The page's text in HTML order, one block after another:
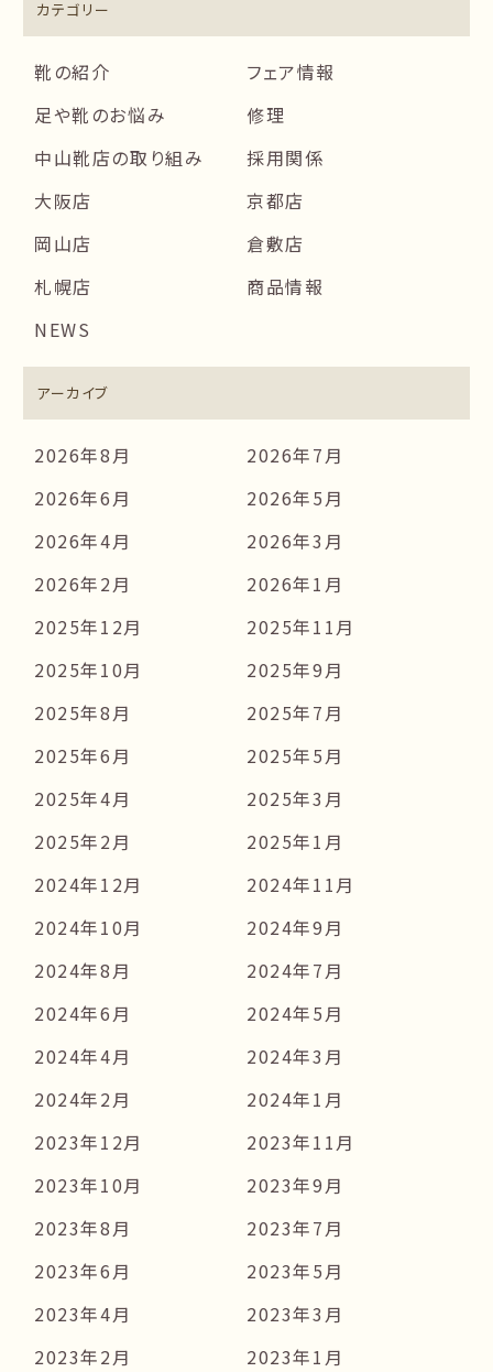
カテゴリー
靴の紹介
フェア情報
足や靴のお悩み
修理
中山靴店の取り組み
採用関係
大阪店
京都店
岡山店
倉敷店
札幌店
商品情報
NEWS
アーカイブ
2026年8月
2026年7月
2026年6月
2026年5月
2026年4月
2026年3月
2026年2月
2026年1月
2025年12月
2025年11月
2025年10月
2025年9月
2025年8月
2025年7月
2025年6月
2025年5月
2025年4月
2025年3月
2025年2月
2025年1月
2024年12月
2024年11月
2024年10月
2024年9月
2024年8月
2024年7月
2024年6月
2024年5月
2024年4月
2024年3月
2024年2月
2024年1月
2023年12月
2023年11月
2023年10月
2023年9月
2023年8月
2023年7月
2023年6月
2023年5月
2023年4月
2023年3月
2023年2月
2023年1月